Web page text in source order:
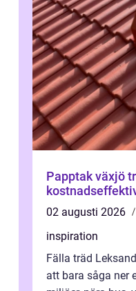
Papptak växjö tryggt, tätslutet och
02 augusti 2026
inspiration
Fälla träd
att bara såga ner